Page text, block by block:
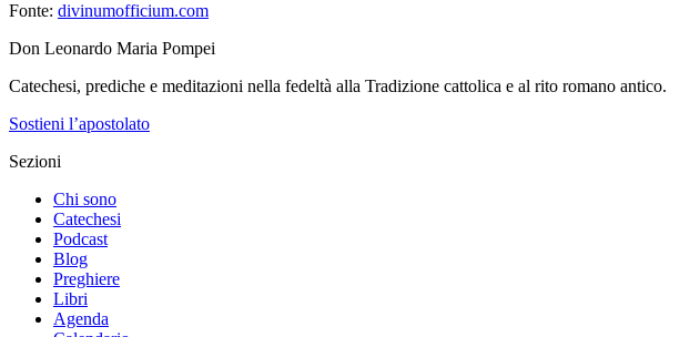
Fonte: divinumofficium.com
Don Leonardo Maria Pompei
Catechesi, prediche e meditazioni nella fedeltà alla Tradizione cattolica e al rito romano antico.
Sostieni l’apostolato
Sezioni
Chi sono
Catechesi
Podcast
Blog
Preghiere
Libri
Agenda